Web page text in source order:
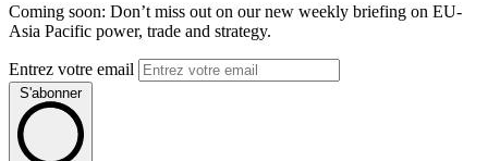
Coming soon: Don’t miss out on our new weekly briefing on EU-
Asia Pacific power, trade and strategy.
Entrez votre email
S'abonner